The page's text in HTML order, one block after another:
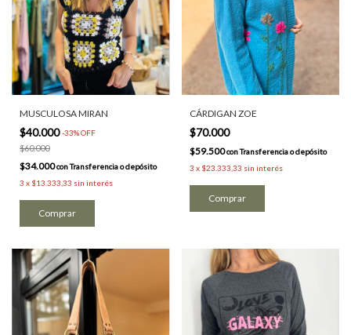
MUSCULOSA MIRAN
$40.000-33%OFF
$60.000
$34.000conTransferencia o depósito
3 x $13.333,33 sin interés
CÁRDIGAN ZOE
$70.000
$59.500conTransferencia o depósito
3 x $23.333,33 sin interés